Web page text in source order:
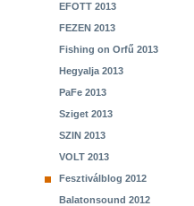
EFOTT 2013
FEZEN 2013
Fishing on Orfű 2013
Hegyalja 2013
PaFe 2013
Sziget 2013
SZIN 2013
VOLT 2013
Fesztiválblog 2012
Balatonsound 2012